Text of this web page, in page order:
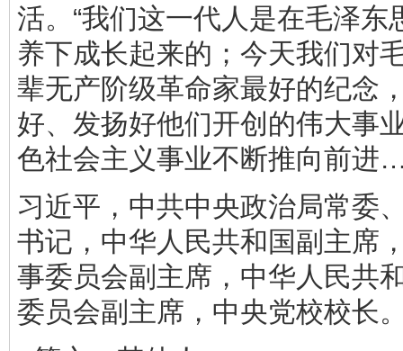
活。“我们这一代人是在毛泽东
养下成长起来的；今天我们对
辈无产阶级革命家最好的纪念
好、发扬好他们开创的伟大事
色社会主义事业不断推向前进
习近平，中共中央政治局常委
书记，中华人民共和国副主席
事委员会副主席，中华人民共
委员会副主席，中央党校校长